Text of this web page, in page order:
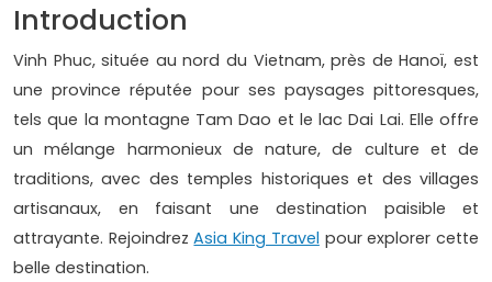
Introduction
Vinh Phuc, située au nord du Vietnam, près de Hanoï, est
une province réputée pour ses paysages pittoresques,
tels que la montagne Tam Dao et le lac Dai Lai. Elle offre
un mélange harmonieux de nature, de culture et de
traditions, avec des temples historiques et des villages
artisanaux, en faisant une destination paisible et
attrayante. RejoindrezAsia King Travel pour explorer cette
belle destination.